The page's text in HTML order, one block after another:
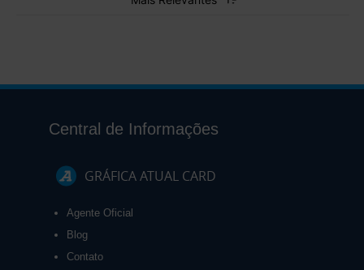
Central de Informações
GRÁFICA ATUAL CARD
Agente Oficial
Blog
Contato